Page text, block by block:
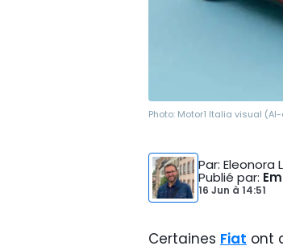
Photo: Motor1 Italia visual
Par: Eleonora
Publié par:
16 Jun à 14:51
Certaines Fiat ont